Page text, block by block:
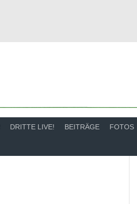
DRITTE LIVE! BEITRÄGE FOTOS